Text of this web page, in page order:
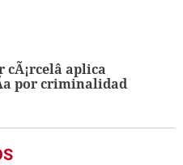
aplica
por criminalidad